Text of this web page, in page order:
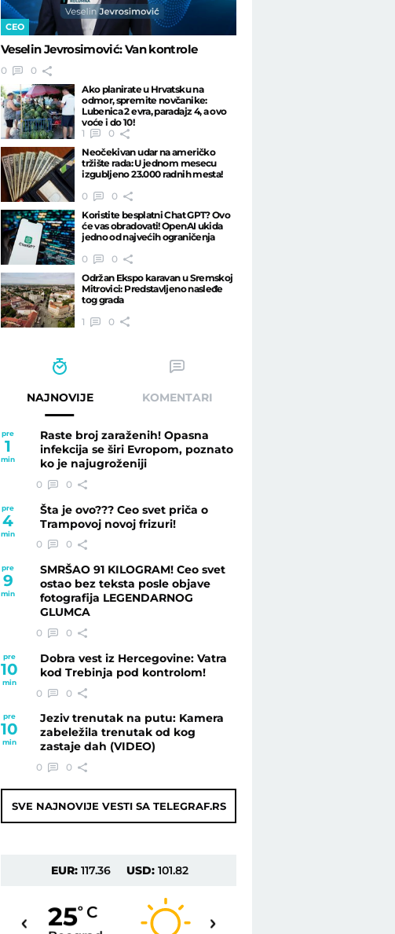
CEO
Veselin Jevrosimović: Van kontrole
0
0
Ako planirate u Hrvatsku na
odmor, spremite novčanike:
Lubenica 2 evra, paradajz 4, a ovo
voće i do 10!
1
0
Neočekivan udar na američko
tržište rada: U jednom mesecu
izgubljeno 23.000 radnih mesta!
0
0
Koristite besplatni Chat GPT? Ovo
će vas obradovati! OpenAI ukida
jedno od najvećih ograničenja
0
0
Održan Ekspo karavan u Sremskoj
Mitrovici: Predstavljeno nasleđe
tog grada
1
0
NAJNOVIJE KOMENTARI
pre
1
min
Raste broj zaraženih! Opasna
infekcija se širi Evropom, poznato
ko je najugroženiji
0 0
pre
4
min
Šta je ovo??? Ceo svet priča o
Trampovoj novoj frizuri!
0 0
pre
9
min
SMRŠAO 91 KILOGRAM! Ceo svet
ostao bez teksta posle objave
fotografija LEGENDARNOG
GLUMCA
0 0
pre
10
min
Dobra vest iz Hercegovine: Vatra
kod Trebinja pod kontrolom!
0 0
pre
10
min
Jeziv trenutak na putu: Kamera
zabeležila trenutak od kog
zastaje dah (VIDEO)
0 0
SVE NAJNOVIJE VESTI SA TELEGRAF.RS
EUR:117.36 USD: 101.82
25o C